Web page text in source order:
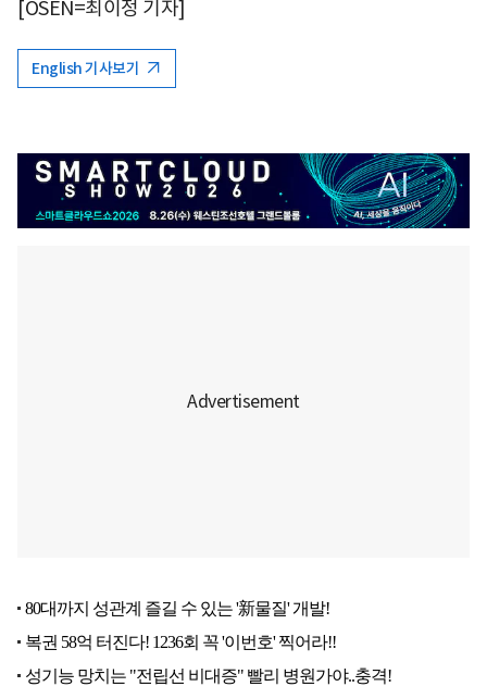
[OSEN=최이정 기자]
English 기사보기